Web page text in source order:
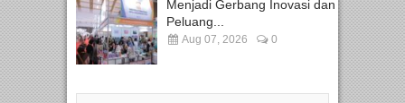
Menjadi Gerbang Inovasi dan
Peluang...
Aug 07, 2026 0